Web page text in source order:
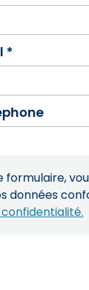
*
formulaire,
données